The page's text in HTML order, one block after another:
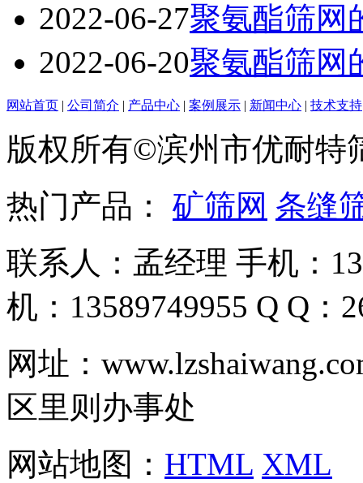
2022-06-27聚氨酯筛网
2022-06-20聚氨酯筛网
网站首页 | 公司简介 | 产品中心 | 案例展示 | 新闻中心 | 技术支持
版权所有©滨州市优耐特
热门产品： 矿筛网 条缝
联系人：孟经理 手机：
机：13589749955 Q Q：
网址：
区里则办事处
网站地图： HTML XML